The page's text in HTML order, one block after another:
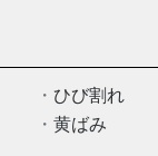
ひび割れ
黄ばみ